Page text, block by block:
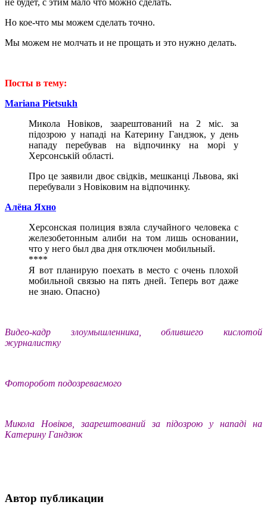
Но кое-что мы можем сделать точно.
Мы можем не молчать и не прощать и это нужно делать.
Посты в тему:
Mariana Pietsukh
Микола Новіков, заарештований на 2 міс. за
підозрою у нападі на Катерину Гандзюк, у день
нападу перебував на відпочинку на морі у
Херсонській області.
Про це заявили двоє свідків, мешканці Львова, які
перебували з Новіковим на відпочинку.
Алёна Яхно
Херсонская полиция взяла случайного человека с
железобетонным алиби на том лишь основании,
что у него был два дня отключен мобильный.
****
Я вот планирую поехать в место с очень плохой
мобильной связью на пять дней. Теперь вот даже
не знаю. Опасно)
Видео-кадр злоумышленника, облившего кислотой
журналистку
Фоторобот подозреваемого
Микола Новіков, заарештований за підозрою у нападі на
Катерину Гандзюк
Автор публикации